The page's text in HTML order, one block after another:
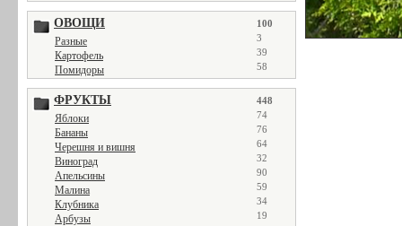
ОВОЩИ 100
Разные 3
Картофель 39
Помидоры 58
ФРУКТЫ 448
Яблоки 74
Бананы 76
Черешня и вишня 64
Виноград 32
Апельсины 90
Малина 59
Клубника 34
Арбузы 19